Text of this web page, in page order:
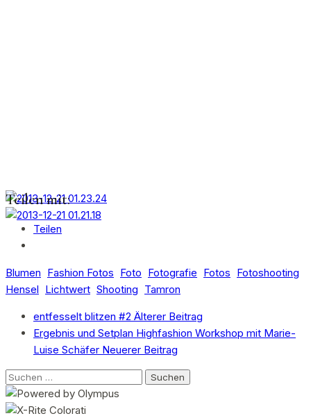
Teilen mit:
Teilen
Blumen Fashion Fotos Foto Fotografie Fotos Fotoshooting
Hensel Lichtwert Shooting Tamron
entfesselt blitzen #2 Älterer Beitrag
Ergebnis und Setplan Highfashion Workshop mit Marie-
Luise Schäfer Neuerer Beitrag
Suchen
nach: